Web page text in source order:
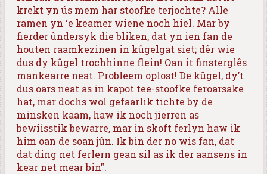
krekt yn ús mem har stoofke terjochte? Alle
ramen yn ‘e keamer wiene noch hiel. Mar by
fierder ûndersyk die bliken, dat yn ien fan de
houten raamkezinen in kûgelgat siet; dêr wie
dus dy kûgel trochhinne flein! Oan it finsterglês
mankearre neat. Probleem oplost! De kûgel, dy’t
dus oars neat as in kapot tee-stoofke feroarsake
hat, mar dochs wol gefaarlik tichte by de
minsken kaam, haw ik noch jierren as
bewiisstik bewarre, mar in skoft ferlyn haw ik
him oan de soan jûn. Ik bin der no wis fan, dat
dat ding net ferlern gean sil as ik der aansens in
kear net mear bin".